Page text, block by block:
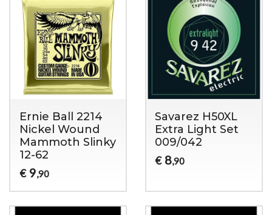
Ernie Ball 2214
Nickel Wound
Mammoth Slinky
12-62
€ 9,90
Savarez H50XL
Extra Light Set
009/042
€ 8,90